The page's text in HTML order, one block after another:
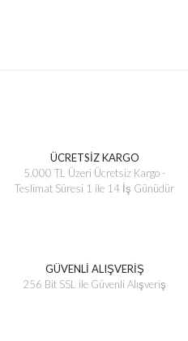
ÜCRETSİZ KARGO
5.000 TL Üzeri Ücretsiz Kargo -
Teslimat Süresi 1 ile 14 İş Günüdür
GÜVENLİ ALIŞVERİŞ
256 Bit SSL ile Güvenli Alışveriş